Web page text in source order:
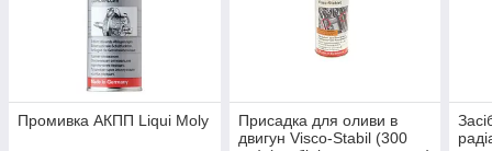
Промивка АКПП Liqui Moly
Присадка для оливи в
двигун Visco-Stabil (300